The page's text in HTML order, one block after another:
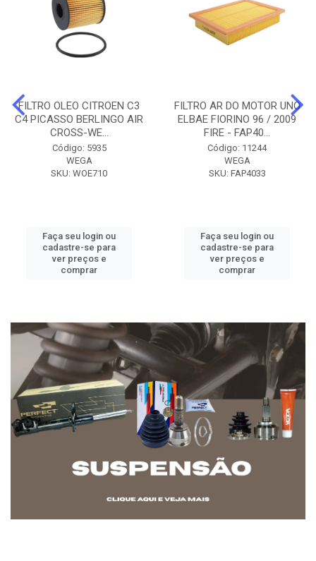
FILTRO OLEO CITROEN C3
C4 PICASSO BERLINGO AIR
CROSS-WE...
Código: 5935
WEGA
SKU: WOE710
Faça seu login ou
cadastre-se para
ver preços e
comprar
FILTRO AR DO MOTOR UNO
ELBAE FIORINO 96 / 2009
FIRE - FAP40...
Código: 11244
WEGA
SKU: FAP4033
Faça seu login ou
cadastre-se para
ver preços e
comprar